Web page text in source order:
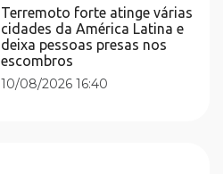
Terremoto forte atinge várias
cidades da América Latina e
deixa pessoas presas nos
escombros
10/08/2026 16:40